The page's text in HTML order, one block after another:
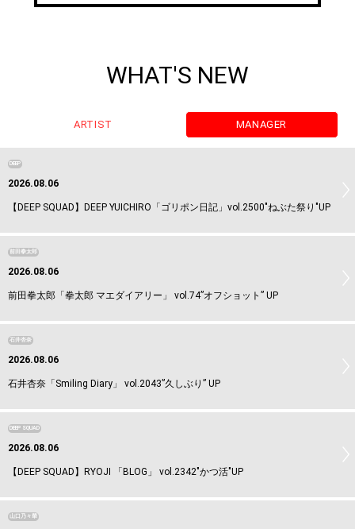
WHAT'S NEW
ARTIST MANAGER
DEEP
2026.08.06
【DEEP SQUAD】DEEP YUICHIRO「ゴリポン日記」vol.2500"ねぶた祭り"UP
前田拳太郎
2026.08.06
前田拳太郎「拳太郎 マエダイアリー」 vol.74”オフショット” UP
石井杏奈
2026.08.06
石井杏奈「Smiling Diary」 vol.2043”久しぶり” UP
DEEP SQUAD
2026.08.06
【DEEP SQUAD】RYOJI 「BLOG」 vol.2342"かつ活"UP
山口乃々華